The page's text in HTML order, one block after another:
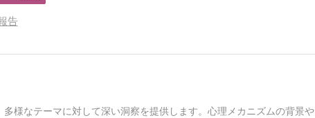
告
様なテーマに対して深い洞察を提供します。心理メカニズムの背景や